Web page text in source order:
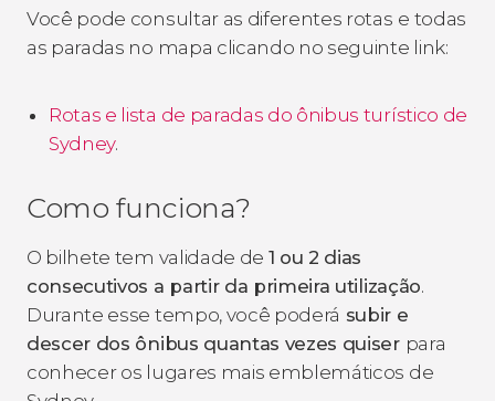
Você pode consultar as diferentes rotas e todas
as paradas no mapa clicando no seguinte link:
Rotas e lista de paradas do ônibus turístico de
Sydney.
Como funciona?
O bilhete tem validade de 1 ou 2 dias
consecutivos a partir da primeira utilização.
Durante esse tempo, você poderá subir e
descer dos ônibus quantas vezes quiser para
conhecer os lugares mais emblemáticos de